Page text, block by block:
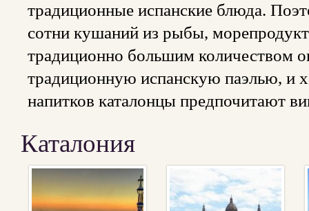
традиционные испанские блюда.
сотни кушаний из рыбы,
традиционно большим количеством
традиционную испанскую паэлью, и
напитков каталонцы предпочитают
Каталония